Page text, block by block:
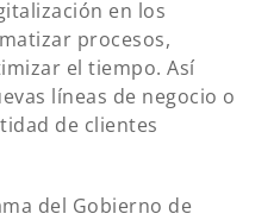
en los
procesos,
el tiempo. Así
líneas de negocio o
de clientes
del Gobierno de